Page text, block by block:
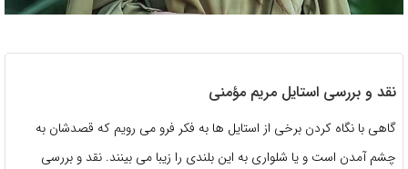
نقد و بررسی استایل مریم مؤمنی
گاهی با نگاه کردن برخی از استایل ها به فکر فرو می رویم که قصدشان به
چشم آمدن است و یا شلواری به این بلندی را زیبا می بینند. نقد و بررسی